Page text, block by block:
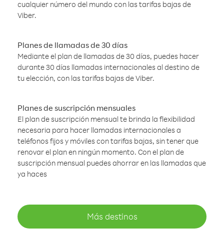
cualquier número del mundo con las tarifas bajas de
Viber.
Planes de llamadas de 30 días
Mediante el plan de llamadas de 30 días, puedes hacer
durante 30 días llamadas internacionales al destino de
tu elección, con las tarifas bajas de Viber.
Planes de suscripción mensuales
El plan de suscripción mensual te brinda la flexibilidad
necesaria para hacer llamadas internacionales a
teléfonos fijos y móviles con tarifas bajas, sin tener que
renovar el plan en ningún momento. Con el plan de
suscripción mensual puedes ahorrar en las llamadas que
ya haces
Más destinos